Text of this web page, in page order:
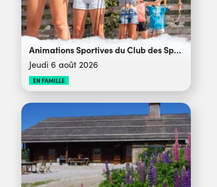
Animations Sportives du Club des Sports
Jeudi 6 août 2026
EN FAMILLE